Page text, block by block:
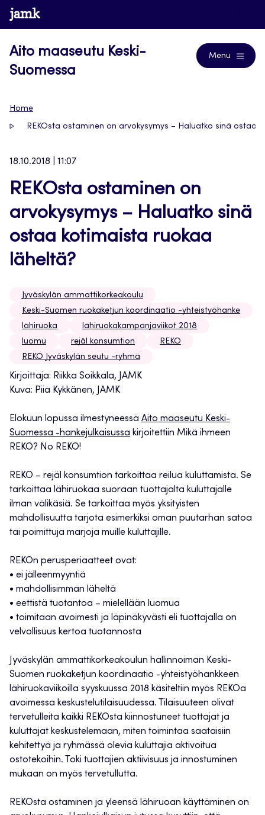
Siirry
suoraan
www.jamk.fi
Aito maaseutu Keski-
Suomessa
Menu
Home
REKOsta ostaminen on arvokysymys – Haluatko sinä ostaa
18.10.2018 | 11:07
REKOsta ostaminen on
arvokysymys – Haluatko sinä
ostaa kotimaista ruokaa
läheltä?
Jyväskylän ammattikorkeakoulu
Keski-Suomen ruokaketjun koordinaatio -yhteistyöhanke
lähiruoka
lähiruokakampanjaviikot 2018
luomu
rejäl konsumtion
REKO
REKO Jyväskylän seutu -ryhmä
Kirjoittaja: Riikka Soikkala, JAMK
Kuva: Piia Kykkänen, JAMK
Elokuun lopussa ilmestyneessä Aito maaseutu Keski-
Suomessa -hankejulkaisussa kirjoitettiin Mikä ihmeen
REKO? No REKO!
REKO – rejäl konsumtion tarkoittaa reilua kuluttamista. Se
tarkoittaa lähiruokaa suoraan tuottajalta kuluttajalle
ilman välikäsiä. Se tarkoittaa myös yksityisten
mahdollisuutta tarjota esimerkiksi oman puutarhan satoa
tai poimittuja marjoja muille kuluttajille.
REKOn perusperiaatteet ovat:
• ei jälleenmyyntiä
• mahdollisimman läheltä
• eettistä tuotantoa – mielellään luomua
• toimitaan avoimesti ja läpinäkyvästi eli tuottajalla on
velvollisuus kertoa tuotannosta
Jyväskylän ammattikorkeakoulun hallinnoiman Keski-
Suomen ruokaketjun koordinaatio -yhteistyöhankkeen
lähiruokaviikoilla syyskuussa 2018 käsiteltiin myös REKOa
avoimessa keskustelutilaisuudessa. Tilaisuuteen olivat
tervetulleita kaikki REKOsta kiinnostuneet tuottajat ja
kuluttajat keskustelemaan, miten toimintaa saataisiin
kehitettyä ja ryhmässä olevia kuluttajia aktivoitua
ostotekoihin. Toki tuottajien aktiivisuus ja innostuminen
mukaan on myös tervetullutta.
REKOsta ostaminen ja yleensä lähiruoan käyttäminen on